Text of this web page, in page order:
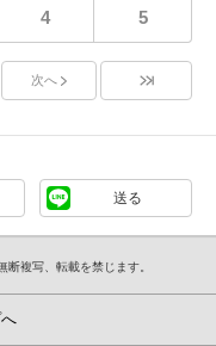
4 5
次へ
送る
複写、転載を禁じます。